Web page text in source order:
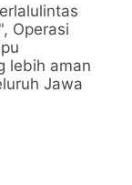
Operasi
lebih aman
Jawa